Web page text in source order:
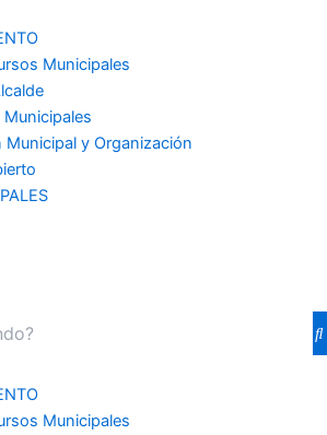
Municipales
y Organización
Municipales